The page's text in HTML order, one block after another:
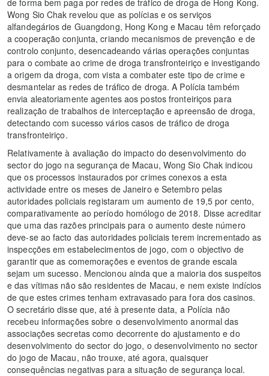
de forma bem paga por redes de tráfico de droga de Hong Kong.
Wong Sio Chak revelou que as polícias e os serviços
alfandegários de Guangdong, Hong Kong e Macau têm reforçado
a cooperação conjunta, criando mecanismos de prevenção e de
controlo conjunto, desencadeando várias operações conjuntas
para o combate ao crime de droga transfronteiriço e investigando
a origem da droga, com vista a combater este tipo de crime e
desmantelar as redes de tráfico de droga. A Polícia também
envia aleatoriamente agentes aos postos fronteiriços para
realização de trabalhos de interceptação e apreensão de droga,
detectando com sucesso vários casos de tráfico de droga
transfronteiriço.
Relativamente à avaliação do impacto do desenvolvimento do
sector do jogo na segurança de Macau, Wong Sio Chak indicou
que os processos instaurados por crimes conexos a esta
actividade entre os meses de Janeiro e Setembro pelas
autoridades policiais registaram um aumento de 19,5 por cento,
comparativamente ao período homólogo de 2018. Disse acreditar
que uma das razões principais para o aumento deste número
deve-se ao facto das autoridades policiais terem incrementado as
inspecções em estabelecimentos de jogo, com o objectivo de
garantir que as comemorações e eventos de grande escala
sejam um sucesso. Mencionou ainda que a maioria dos suspeitos
e das vítimas não são residentes de Macau, e nem existe indícios
de que estes crimes tenham extravasado para fora dos casinos.
O secretário disse que, até à presente data, a Polícia não
recebeu informações sobre o desenvolvimento anormal das
associações secretas como decorrente do ajustamento e do
desenvolvimento do sector do jogo, o desenvolvimento no sector
do jogo de Macau, não trouxe, até agora, quaisquer
consequências negativas para a situação de segurança local.